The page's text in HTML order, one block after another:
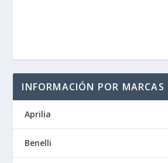
INFORMACIÓN POR MARCAS
Aprilia
Benelli